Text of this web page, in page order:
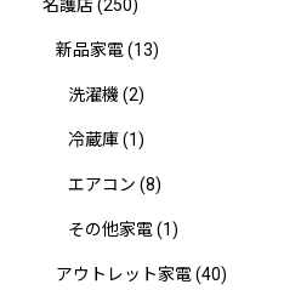
名護店(250)
新品家電(13)
洗濯機 (2)
冷蔵庫(1)
エアコン (8)
その他家電(1)
アウトレット家電(40)